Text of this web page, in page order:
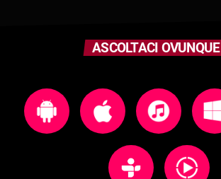
ASCOLTACI OVUNQUE